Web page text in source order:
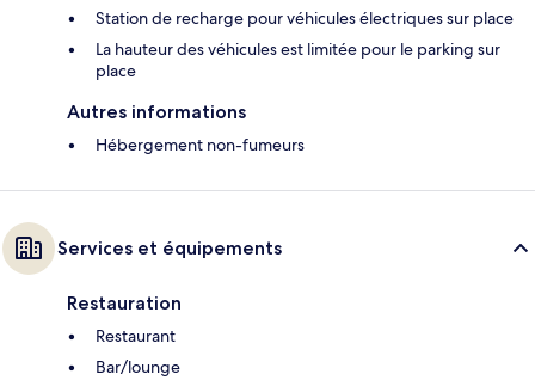
Station de recharge pour véhicules électriques sur place
La hauteur des véhicules est limitée pour le parking sur
place
Autres informations
Hébergement non-fumeurs
Services et équipements
Restauration
Restaurant
Bar/lounge